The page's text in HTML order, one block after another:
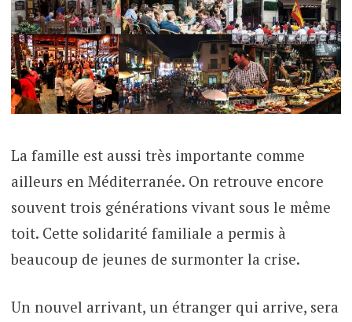
La famille est aussi très importante comme
ailleurs en Méditerranée. On retrouve encore
souvent trois générations vivant sous le même
toit. Cette solidarité familiale a permis à
beaucoup de jeunes de surmonter la crise.
Un nouvel arrivant, un étranger qui arrive, sera